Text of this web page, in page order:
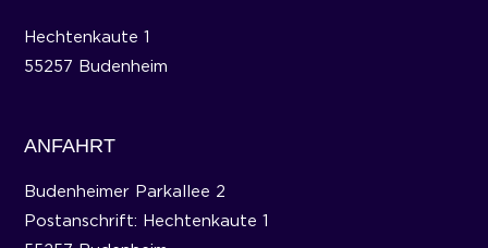
Hechtenkaute 1
55257 Budenheim
ANFAHRT
Budenheimer Parkallee 2
Postanschrift: Hechtenkaute 1